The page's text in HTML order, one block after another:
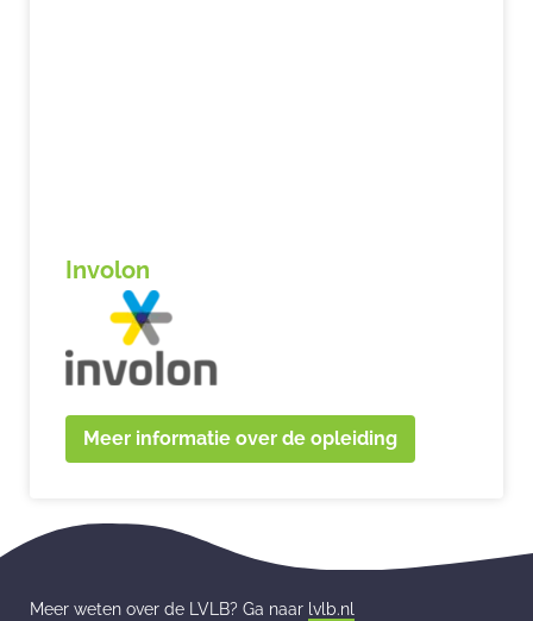
Involon
Meer informatie over de opleiding
Meer weten over de LVLB? Ga naar lvlb.nl